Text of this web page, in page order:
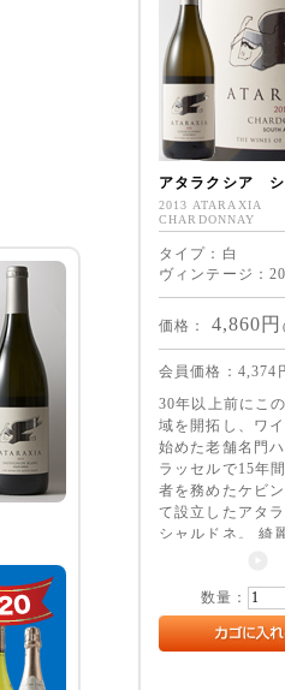
アタラクシア シ
2013 ATARAXIA
CHARDONNAY
タイプ：白
ヴィンテージ：
価格： 4,860 円
会員価格： 4,374
30年以上前にこ
域を開拓し、ワ
始めた老舗名門
ラッセルで15年
者を務めたケビ
て設立したアタ
シャルドネ。 綺
スッキリとクリー
口。
数量：